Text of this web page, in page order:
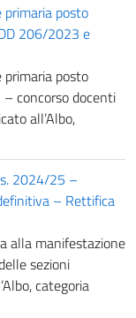
posto
206/2023 e
posto
concorso docenti
all’Albo,
2024/25 –
– Rettifica
alla manifestazione
sezioni
categoria